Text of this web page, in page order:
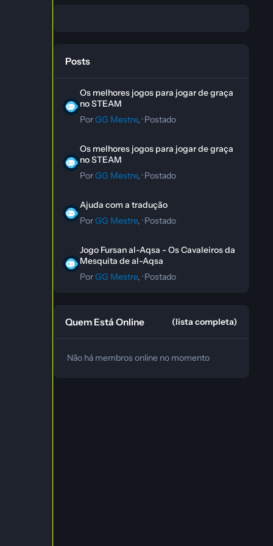
Posts
Os melhores jogos para jogar de graça
no STEAM
PorGG Mestre, ·Postado
Os melhores jogos para jogar de graça
no STEAM
PorGG Mestre, ·Postado
Ajuda com a tradução
PorGG Mestre, ·Postado
Jogo Fursan al-Aqsa - Os Cavaleiros da
Mesquita de al-Aqsa
PorGG Mestre, ·Postado
Quem Está Online (lista completa)
Não há membros online no momento